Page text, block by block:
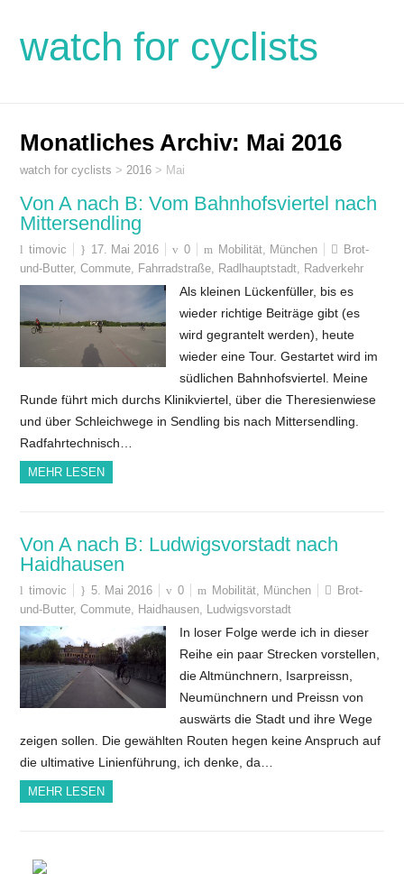
watch for cyclists
Monatliches Archiv: Mai 2016
watch for cyclists >2016 > Mai
Von A nach B: Vom Bahnhofsviertel nach
Mittersendling
timovic 17. Mai 2016 0 Mobilität, München
Brot-
und-Butter,Commute, Fahrradstraße, Radlhauptstadt, Radverkehr
Als kleinen Lückenfüller, bis es
wieder richtige Beiträge gibt (es
wird gegrantelt werden), heute
wieder eine Tour. Gestartet wird im
südlichen Bahnhofsviertel. Meine
Runde führt mich durchs Klinikviertel, über die Theresienwiese
und über Schleichwege in Sendling bis nach Mittersendling.
Radfahrtechnisch…
MEHR LESEN
Von A nach B: Ludwigsvorstadt nach
Haidhausen
timovic 5. Mai 2016 0 Mobilität, München
Brot-
und-Butter,Commute, Haidhausen, Ludwigsvorstadt
In loser Folge werde ich in dieser
Reihe ein paar Strecken vorstellen,
die Altmünchnern, Isarpreissn,
Neumünchnern und Preissn von
auswärts die Stadt und ihre Wege
zeigen sollen. Die gewählten Routen hegen keine Anspruch auf
die ultimative Linienführung, ich denke, da…
MEHR LESEN